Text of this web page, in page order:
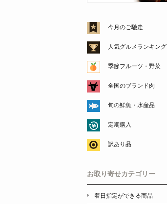
今月のご馳走
人気グルメランキング
季節フルーツ・野菜
全国のブランド肉
旬の鮮魚・水産品
定期購入
訳あり品
お取り寄せカテゴリー
着日指定ができる商品